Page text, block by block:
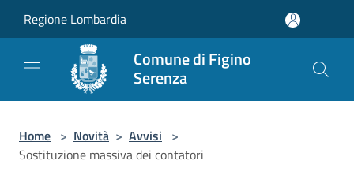
Regione Lombardia
Comune di Figino
Serenza
Home > Novità > Avvisi >
Sostituzione massiva dei contatori